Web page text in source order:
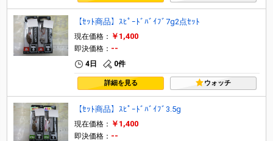
【ｾｯﾄ商品】ｽﾋﾟｰﾄﾞﾊﾞｲﾌﾞ7g2点ｾｯﾄ
現在価格： ￥1,400
即決価格： --
4日 0件
詳細を見る ウォッチ
【ｾｯﾄ商品】ｽﾋﾟｰﾄﾞﾊﾞｲﾌﾞ3.5g
現在価格： ￥1,400
即決価格： --